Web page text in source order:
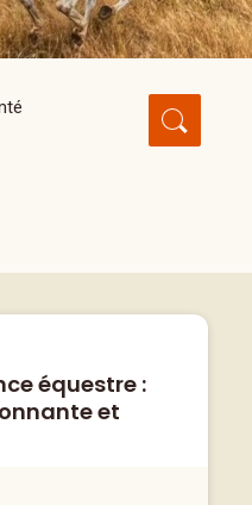
équestre :
et